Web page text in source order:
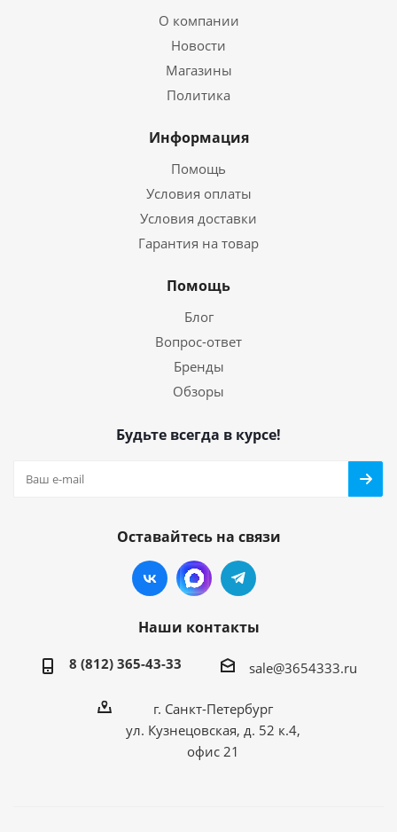
О компании
Новости
Магазины
Политика
Информация
Помощь
Условия оплаты
Условия доставки
Гарантия на товар
Помощь
Блог
Вопрос-ответ
Бренды
Обзоры
Будьте всегда в курсе!
Оставайтесь на связи
Наши контакты
8 (812) 365-43-33 sale@3654333.ru
г. Санкт-Петербург
ул. Кузнецовская, д. 52 к.4,
офис 21